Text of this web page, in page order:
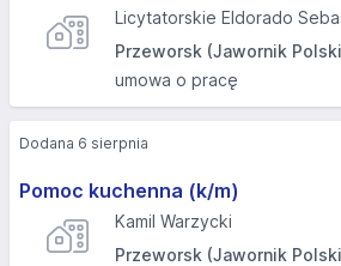
Licytatorskie Eldorado
Przeworsk (Jawornik
umowa o pracę
Pomoc kuchenna (k/m)
Kamil Warzycki
Przeworsk (Jawornik
Dodana 6 sierpnia